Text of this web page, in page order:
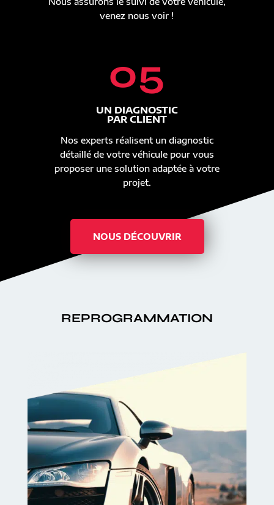
venez nous voir !
05
UN DIAGNOSTIC
PAR CLIENT
Nos experts réalisent un diagnostic
détaillé de votre véhicule pour vous
proposer une solution adaptée à votre
projet.
NOUS DÉCOUVRIR
REPROGRAMMATION